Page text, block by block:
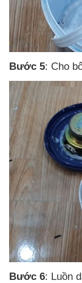
Bước 5: Cho
Bước 6: Luồn